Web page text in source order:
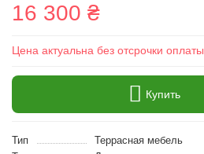
16 300 ₴
Цена актуальна без отсрочки оплаты
Купить
Тип
Террасная мебель